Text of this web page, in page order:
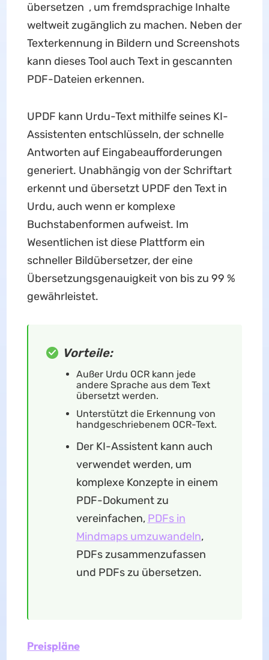
übersetzen , um fremdsprachige Inhalte
weltweit zugänglich zu machen. Neben der
Texterkennung in Bildern und Screenshots
kann dieses Tool auch Text in gescannten
PDF-Dateien erkennen.
UPDF kann Urdu-Text mithilfe seines KI-
Assistenten entschlüsseln, der schnelle
Antworten auf Eingabeaufforderungen
generiert. Unabhängig von der Schriftart
erkennt und übersetzt UPDF den Text in
Urdu, auch wenn er komplexe
Buchstabenformen aufweist. Im
Wesentlichen ist diese Plattform ein
schneller Bildübersetzer, der eine
Übersetzungsgenauigkeit von bis zu 99 %
gewährleistet.
Vorteile:
Außer Urdu OCR kann jede
andere Sprache aus dem Text
übersetzt werden.
Unterstützt die Erkennung von
handgeschriebenem OCR-Text.
Der KI-Assistent kann auch
verwendet werden, um
komplexe Konzepte in einem
PDF-Dokument zu
vereinfachen, PDFs in
Mindmaps umzuwandeln,
PDFs zusammenzufassen
und PDFs zu übersetzen.
Preispläne